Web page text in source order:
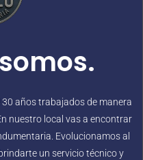
años trabajados de manera
nuestro local vas a encontrar
Evolucionamos al
un servicio técnico y